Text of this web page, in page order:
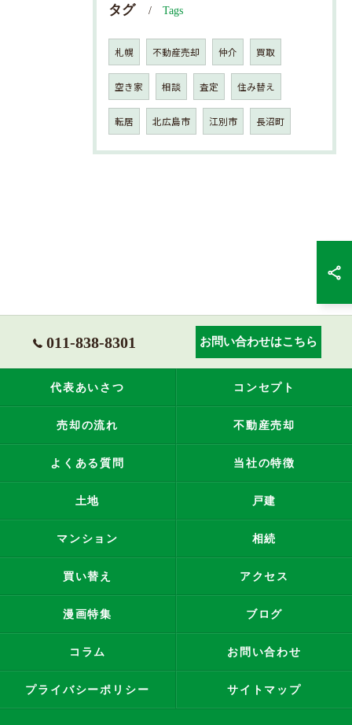
タグ Tags
札幌 不動産売却 仲介 買取
空き家 相談 査定 住み替え
転居 北広島市 江別市 長沼町
011-838-8301 お問い合わせはこちら
代表あいさつ コンセプト
売却の流れ 不動産売却
よくある質問 当社の特徴
土地 戸建
マンション 相続
買い替え アクセス
漫画特集 ブログ
コラム お問い合わせ
プライバシーポリシー サイトマップ